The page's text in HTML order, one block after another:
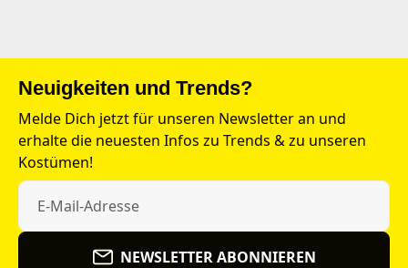
Neuigkeiten und Trends?
Melde Dich jetzt für unseren Newsletter an und
erhalte die neuesten Infos zu Trends & zu unseren
Kostümen!
NEWSLETTER ABONNIEREN